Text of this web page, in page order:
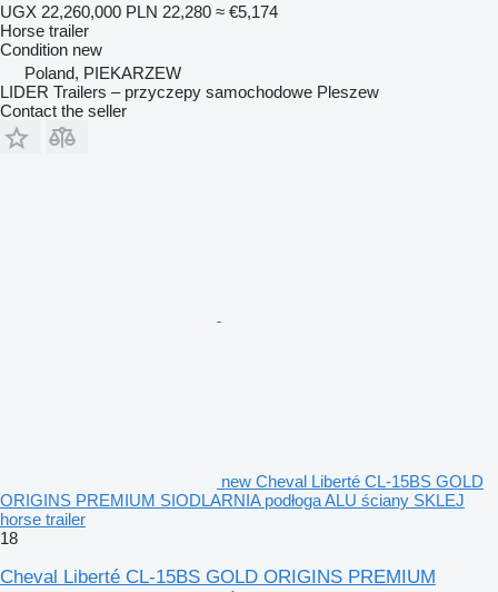
UGX 22,260,000 PLN 22,280 ≈ €5,174
Horse trailer
Condition new
Poland, PIEKARZEW
LIDER Trailers – przyczepy samochodowe Pleszew
Contact the seller
new Cheval Liberté CL-15BS GOLD
ORIGINS PREMIUM SIODLARNIA podłoga ALU ściany SKLEJ
horse trailer
18
Cheval Liberté CL-15BS GOLD ORIGINS PREMIUM